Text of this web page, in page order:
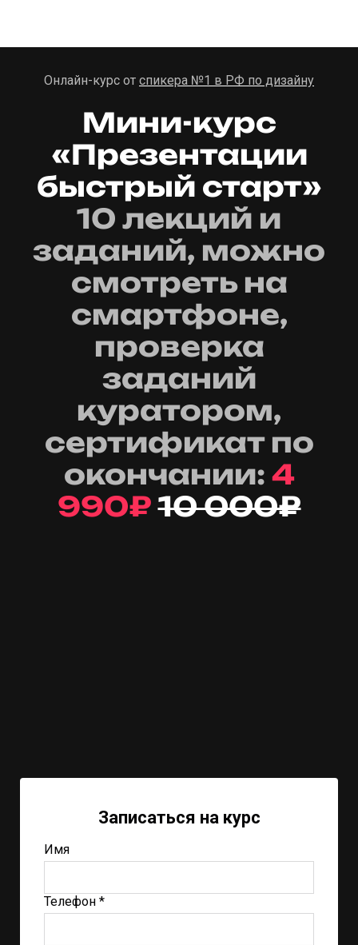
Онлайн-курс от спикера №1 в РФ по дизайну
Мини-курс
«Презентации
быстрый старт»
10 лекций и
заданий, можно
смотреть на
смартфоне,
проверка
заданий
куратором,
сертификат по
окончании: 4
990₽10 000₽
Записаться на курс
Имя
Телефон *